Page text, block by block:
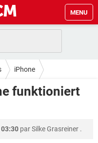
MENU
STREAMING
iPhone
funktioniert
03:30 parSilke Grasreiner .